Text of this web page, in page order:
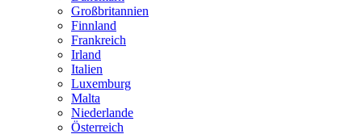
Großbritannien
Finnland
Frankreich
Irland
Italien
Luxemburg
Malta
Niederlande
Österreich